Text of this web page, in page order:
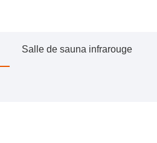
Salle de sauna infrarouge